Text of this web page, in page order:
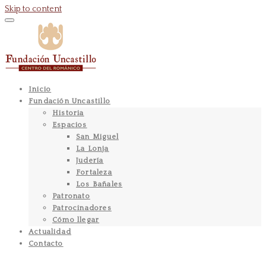
Skip to content
Inicio
Fundación Uncastillo
Historia
Espacios
San Miguel
La Lonja
Judería
Fortaleza
Los Bañales
Patronato
Patrocinadores
Cómo llegar
Actualidad
Contacto